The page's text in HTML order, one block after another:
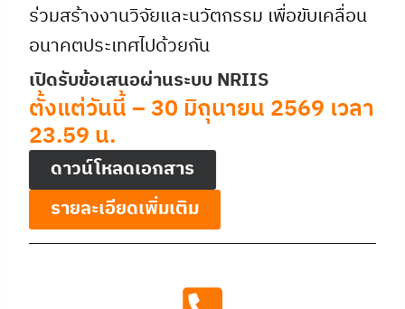
ร่วมสร้างงานวิจัยและนวัตกรรม เพื่อขับเคลื่อน
อนาคตประเทศไปด้วยกัน
เปิดรับข้อเสนอผ่านระบบ NRIIS
ตั้งแต่วันนี้ – 30 มิถุนายน 2569 เวลา
23.59 น.
ดาวน์โหลดเอกสาร
รายละเอียดเพิ่มเติม